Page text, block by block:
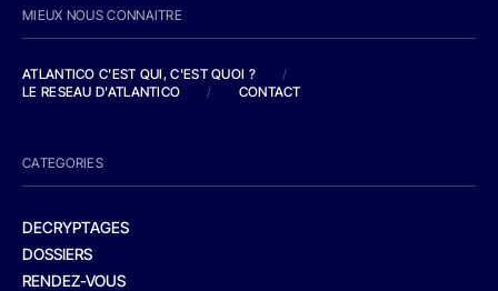
MIEUX NOUS CONNAITRE
ATLANTICO C'EST QUI, C'EST QUOI ?
/
LE RESEAU D'ATLANTICO
/ CONTACT
CATEGORIES
DECRYPTAGES
DOSSIERS
RENDEZ-VOUS